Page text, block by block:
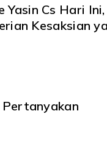
Cs Hari
Kesaksian
Pertanyakan